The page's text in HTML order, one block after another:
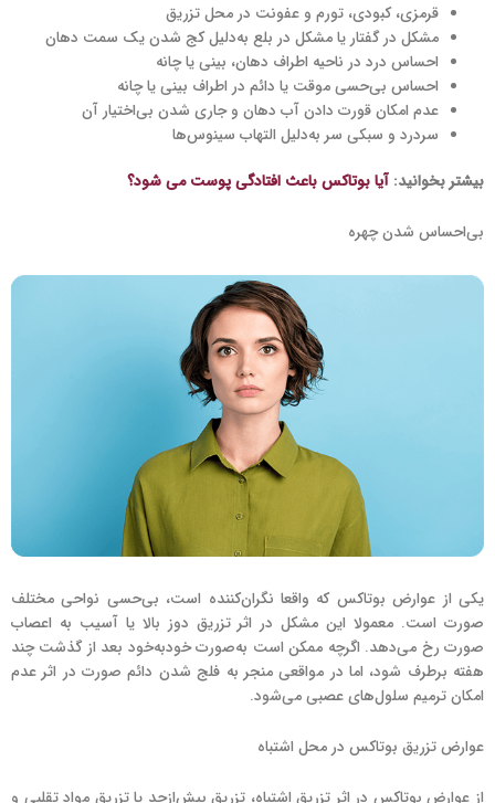
قرمزی، کبودی، تورم و عفونت در محل تزریق
مشکل در گفتار یا مشکل در بلع به‌دلیل کج شدن یک سمت دهان
احساس درد در ناحیه اطراف دهان، بینی یا چانه
احساس بی‌حسی موقت یا دائم در اطراف بینی یا چانه
عدم امکان قورت دادن آب دهان و جاری شدن بی‌اختیار آن
سردرد و سبکی سر به‌دلیل التهاب سینوس‌ها
بیشتر بخوانید: آیا بوتاکس باعث افتادگی پوست می شود؟
بی‌احساس شدن چهره
یکی از عوارض بوتاکس که واقعا نگران‌کننده است، بی‌حسی نواحی مختلف
صورت است. معمولا این مشکل در اثر تزریق دوز بالا یا آسیب به اعصاب
صورت رخ می‌دهد. اگرچه ممکن است به‌صورت خود‌به‌خود بعد از گذشت چند
هفته برطرف شود، اما در مواقعی منجر به فلج شدن دائم صورت در اثر عدم
امکان ترمیم سلول‌های عصبی می‌شود.
عوارض تزریق بوتاکس در محل اشتباه
از عوارض بوتاکس در اثر تزریق اشتباه، تزریق بیش‌ازحد یا تزریق مواد تقلبی و